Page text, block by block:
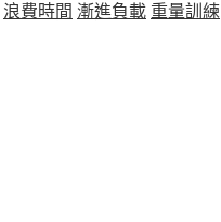
浪費時間 漸進負載 重量訓練